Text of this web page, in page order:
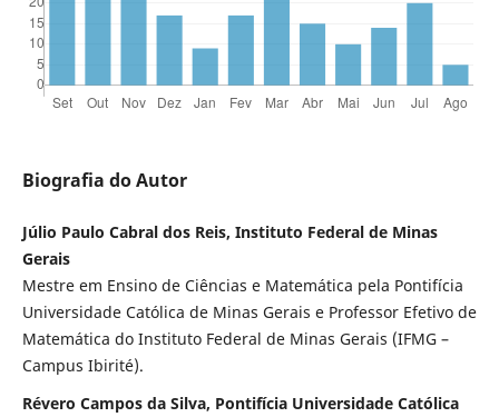
Biografia do Autor
Júlio Paulo Cabral dos Reis, Instituto Federal de Minas
Gerais
Mestre em Ensino de Ciências e Matemática pela Pontifícia
Universidade Católica de Minas Gerais e Professor Efetivo de
Matemática do Instituto Federal de Minas Gerais (IFMG –
Campus Ibirité).
Révero Campos da Silva, Pontifícia Universidade Católica